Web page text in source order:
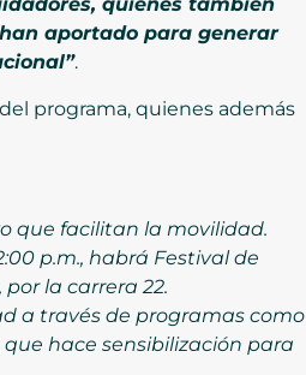
aportado para generar
.
programa, quienes además
que facilitan la movilidad.
p.m., habrá Festival de
la carrera 22.
a través de programas como
hace sensibilización para